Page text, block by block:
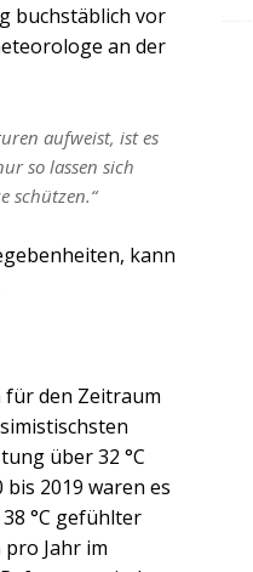
buchstäblich vor
an der
aufweist, ist es
so lassen sich
schützen.“
kann
den Zeitraum
über 32 °C
2019 waren es
°C gefühlter
Jahr im